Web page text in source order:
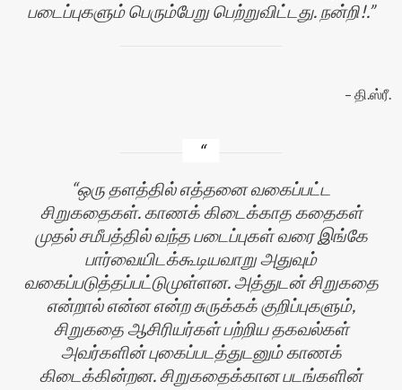
படைப்புகளும் பெரும்பேறு பெற்றுவிட்டது. நன்றி!.
தி.ஸ்ரீ.
ஒரு தளத்தில் எத்தனை வகைப்பட்ட
சிறுகதைகள். காணக் கிடைக்காத கதைகள்
முதல் சமீபத்தில் வந்த படைப்புகள் வரை இங்கே
பார்வையிடக்கூடியவாறு அதுவும்
வகைப்படுத்தப்பட்டுமுள்ளன. அத்துடன் சிறுகதை
என்றால் என்ன என்ற சுருக்கக் குறிப்புகளும்,
சிறுகதை ஆசிரியர்கள் பற்றிய தகவல்கள்
அவர்களின் புகைப்படத்துடனும் காணக்
கிடைக்கின்றன. சிறுகதைக்கான படங்களின்